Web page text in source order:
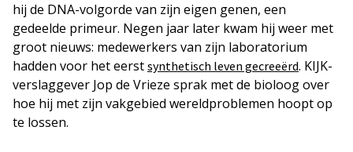
hij de DNA-volgorde van zijn eigen genen, een
gedeelde primeur. Negen jaar later kwam hij weer met
groot nieuws: medewerkers van zijn laboratorium
hadden voor het eerst synthetisch leven gecreeërd. KIJK-
verslaggever Jop de Vrieze sprak met de bioloog over
hoe hij met zijn vakgebied wereldproblemen hoopt op
te lossen.